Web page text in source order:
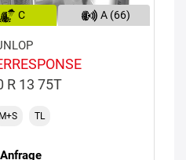
C A (66)
R 13 75T
M+S TL